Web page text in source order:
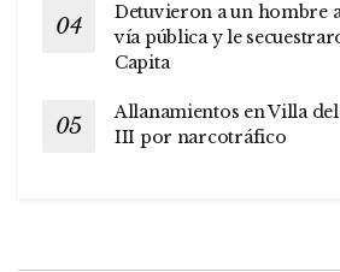
Detuvieron a un hombre
vía pública y le
Capita
Allanamientos en Villa
III por narcotráfico